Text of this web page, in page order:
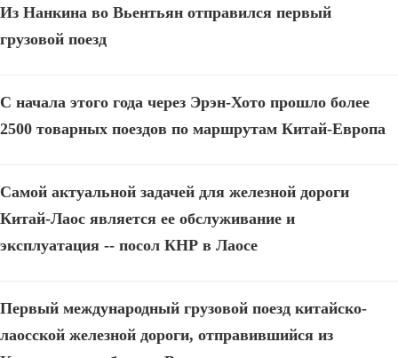
Из Нанкина во Вьентьян отправился первый
грузовой поезд
С начала этого года через Эрэн-Хото прошло более
2500 товарных поездов по маршрутам Китай-Европа
Самой актуальной задачей для железной дороги
Китай-Лаос является ее обслуживание и
эксплуатация -- посол КНР в Лаосе
Первый международный грузовой поезд китайско-
лаосской железной дороги, отправившийся из